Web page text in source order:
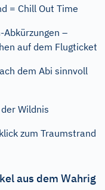
= Chill Out Time
Abkürzungen –
auf dem Flugticket
dem Abi sinnvoll
Wildnis
zum Traumstrand
aus dem Wahrig